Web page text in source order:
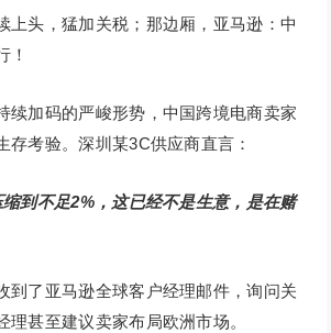
上头，猛加关税；那边厢，亚马逊：中
！
续加码的严峻形势，中国跨境电商卖家
存考验。深圳某3C供应商直言：
到不足2%，这已经不是生意，是在赌
到了亚马逊全球客户经理邮件，询问关
理甚至建议卖家布局欧洲市场。